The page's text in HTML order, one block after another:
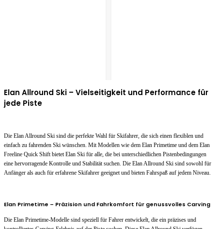
Elan Allround Ski – Vielseitigkeit und Performance für
jede Piste
Die Elan Allround Ski sind die perfekte Wahl für Skifahrer, die sich einen flexiblen und
einfach zu fahrenden Ski wünschen. Mit Modellen wie dem Elan Primetime und dem Elan
Freeline Quick Shift bietet Elan Ski für alle, die bei unterschiedlichen Pistenbedingungen
eine hervorragende Kontrolle und Stabilität suchen. Die Elan Allround Ski sind sowohl für
Anfänger als auch für erfahrene Skifahrer geeignet und bieten Fahrspaß auf jedem Niveau.
Elan Primetime – Präzision und Fahrkomfort für genussvolles Carving
Die Elan Primetime-Modelle sind speziell für Fahrer entwickelt, die ein präzises und